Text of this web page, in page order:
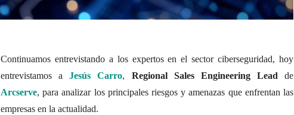
Continuamos entrevistando a los expertos en el sector ciberseguridad, hoy
entrevistamos aJesús Carro, Regional Sales Engineering Lead de
Arcserve, para analizar los principales riesgos y amenazas que enfrentan las
empresas en la actualidad.